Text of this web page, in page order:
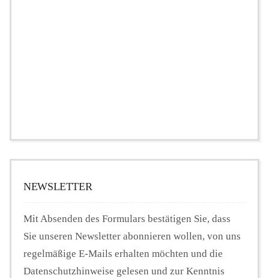
NEWSLETTER
Mit Absenden des Formulars bestätigen Sie, dass
Sie unseren Newsletter abonnieren wollen, von uns
regelmäßige E-Mails erhalten möchten und die
Datenschutzhinweise gelesen und zur Kenntnis